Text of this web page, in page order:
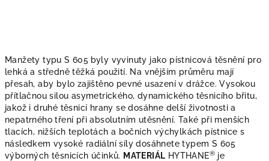
Manžety typu S 605 byly vyvinuty jako pístnicová těsnění pro
lehká a středně těžká použití. Na vnějším průměru mají
přesah, aby bylo zajištěno pevné usazení v drážce. Vysokou
přítlačnou silou asymetrického, dynamického těsnicího břitu,
jakož i druhé těsnicí hrany se dosáhne delší životnosti a
nepatrného tření při absolutním utěsnění. Také při menších
tlacích, nižších teplotách a bočních výchylkách pístnice s
následkem vysoké radiální síly dosáhnete typem S 605
výborných těsnicích účinků. MATERIÁL HYTHANE® je